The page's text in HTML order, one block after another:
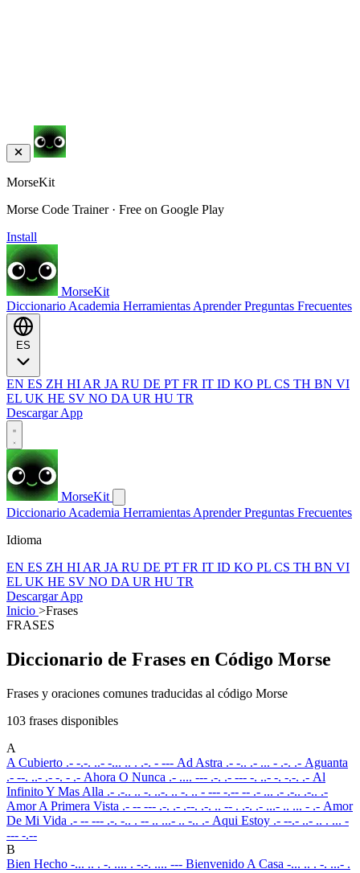
MorseKit
Morse Code Trainer · Free on Google Play
Install
MorseKit
Diccionario Academia Herramientas AprenderPreguntas Frecuentes
EN ES ZH HI AR JA RU DE PT FR IT ID KO PL CS TH BN VI
EL UK HE SV NO DA UR HU TR
Descargar App
MorseKit
Diccionario Academia Herramientas AprenderPreguntas Frecuentes
Idioma
EN ES ZH HI AR JA RU DE PT FR IT ID KO PL CS TH BN VI
EL UK HE SV NO DA UR HU TR
Descargar App
Inicio >Frases
FRASES
Diccionario de Frases en Código Morse
Frases y oraciones comunes traducidas al código Morse
103 frases disponibles
A
A Cubierto .- -.-. ..- -... .. . .-. - --- Ad Astra .- -.. .- ... - .-. .- Aguanta
.- --. ..- .- -. - .- Ahora O Nunca .- .... --- .-. .- --- -. ..- -. -.-. .- Al
Infinito Y Mas Alla .- .-.. .. -. ..-. .. -. .. - --- -.-- -- .- ... .- .-.. .-.. .-
Amor A Primera Vista .- -- --- .-. .- .--. .-. .. -- . .-. .- ...- .. ... - .- Amor
De Mi Vida .- -- --- .-. -.. . -- .. ...- .. -.. .- Aqui Estoy .- --.- ..- .. . ... -
--- -.--
B
Bien Hecho -... .. . -. .... . -.-. .... --- Bienvenido A Casa -... .. . -. ...- .